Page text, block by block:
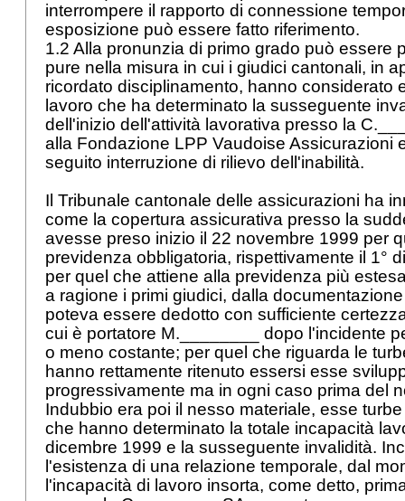
interrompere il rapporto di connessione
esposizione può essere fatto riferimento.
1.2 Alla pronunzia di primo grado può essere
pure nella misura in cui i giudici cantonali, in
ricordato disciplinamento, hanno considerato
lavoro che ha determinato la susseguente
dell'inizio dell'attività lavorativa presso la
alla Fondazione LPP Vaudoise Assicurazioni
seguito interruzione di rilievo dell'inabilità.
Il Tribunale cantonale delle assicurazioni ha
come la copertura assicurativa presso la
avesse preso inizio il 22 novembre 1999 per
previdenza obbligatoria, rispettivamente il 1°
per quel che attiene alla previdenza più
a ragione i primi giudici, dalla
poteva essere dedotto con sufficiente
cui è portatore M.________ dopo l'incidente
o meno costante; per quel che riguarda le
hanno rettamente ritenuto essersi esse
progressivamente ma in ogni caso prima del
Indubbio era poi il nesso materiale, esse
che hanno determinato la totale incapacità
dicembre 1999 e la susseguente invalidità.
l'esistenza di una relazione temporale, dal
l'incapacità di lavoro insorta, come detto,